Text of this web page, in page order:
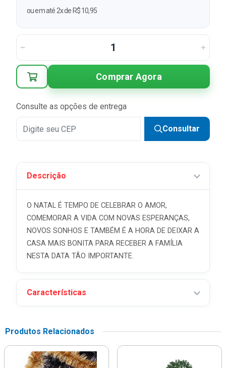
ou em até 2x de R$ 10,95
Comprar Agora
Consulte as opções de entrega
Consultar
Descrição
O NATAL É TEMPO DE CELEBRAR O AMOR,
COMEMORAR A VIDA COM NOVAS ESPERANÇAS,
NOVOS SONHOS E TAMBÉM É A HORA DE DEIXAR A
CASA MAIS BONITA PARA RECEBER A FAMÍLIA
NESTA DATA TÃO IMPORTANTE.
Características
Produtos Relacionados